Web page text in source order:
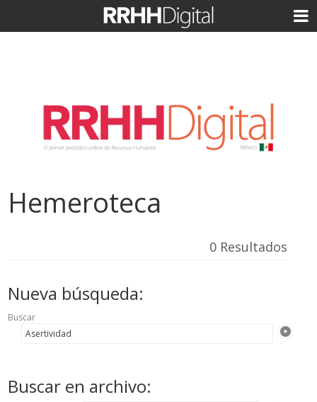
Hemeroteca
0 Resultados
Nueva búsqueda:
Buscar
Buscar en archivo: